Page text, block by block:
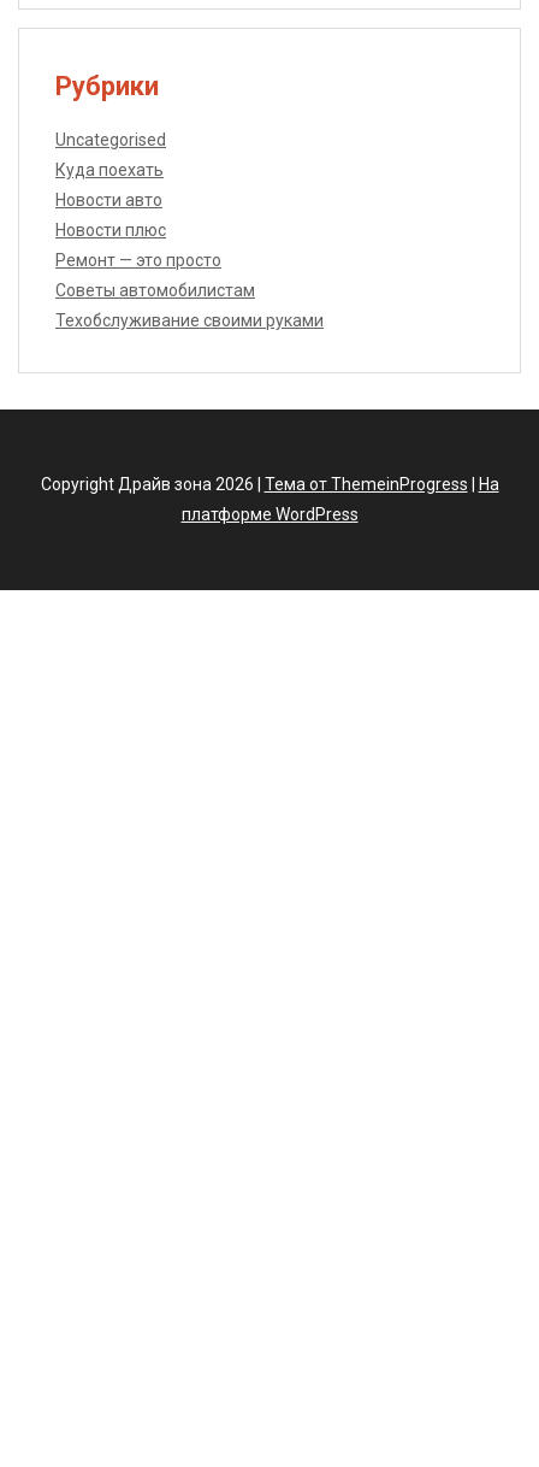
Рубрики
Uncategorised
Куда поехать
Новости авто
Новости плюс
Ремонт — это просто
Советы автомобилистам
Техобслуживание своими руками
Copyright Драйв зона 2026 | Тема от ThemeinProgress
На
платформе WordPress